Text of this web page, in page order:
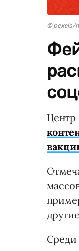
© pexels/
Центр
Среди